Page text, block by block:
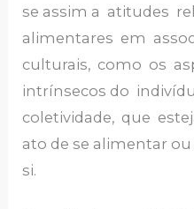
se assim a atitudes
alimentares em
culturais, como os
intrínsecos do
coletividade, que
ato de se alimentar
si.